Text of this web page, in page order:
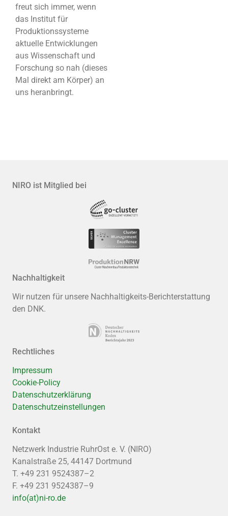
freut sich immer, wenn
das Institut für
Produktionssysteme
aktuelle Entwicklungen
aus Wissenschaft und
Forschung so nah (dieses
Mal direkt am Körper) an
uns heranbringt.
NIRO ist Mitglied bei
Nachhaltigkeit
Wir nutzen für unsere Nachhaltigkeits-Berichterstattung
den DNK.
Rechtliches
Impressum
Cookie-Policy
Datenschutzerklärung
Datenschutzeinstellungen
Kontakt
Netzwerk Industrie RuhrOst e. V. (NIRO)
Kanalstraße 25, 44147 Dortmund
T. +49 231 9524387–2
F. +49 231 9524387–9
info(at)ni-ro.de